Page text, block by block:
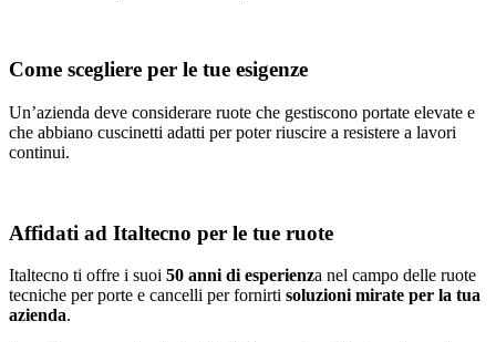
Come scegliere per le tue esigenze
Un’azienda deve considerare ruote che gestiscono portate elevate e
che abbiano cuscinetti adatti per poter riuscire a resistere a lavori
continui.
Affidati ad Italtecno per le tue ruote
Italtecno ti offre i suoi 50 anni di esperienza nel campo delle ruote
tecniche per porte e cancelli per fornirti soluzioni mirate per la tua
azienda.